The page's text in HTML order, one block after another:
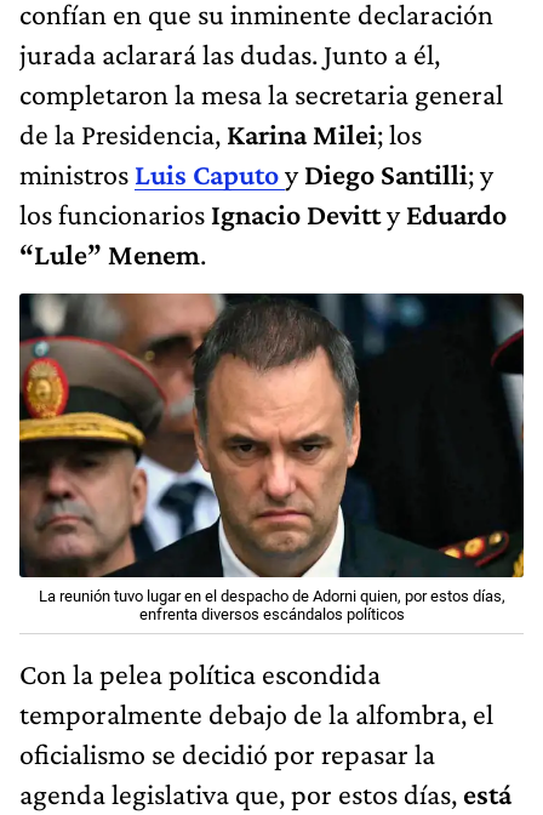
confían en que su inminente declaración
jurada aclarará las dudas. Junto a él,
completaron la mesa la secretaria general
de la Presidencia, Karina Milei; los
ministros Luis CaputoyDiego Santilli; y
los funcionarios Ignacio DevittyEduardo
“Lule” Menem.
La reunión tuvo lugar en el despacho de Adorni quien, por estos días,
enfrenta diversos escándalos políticos
Con la pelea política escondida
temporalmente debajo de la alfombra, el
oficialismo se decidió por repasar la
agenda legislativa que, por estos días, está